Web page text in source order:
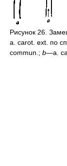
Рисунок 26.
a. carot. ext. по
commun.; b—a.